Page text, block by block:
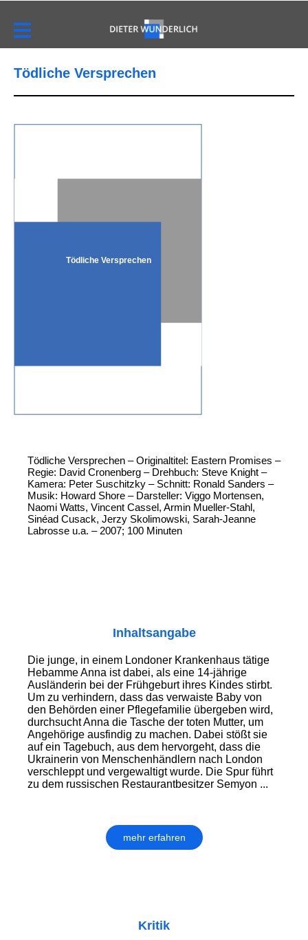
Tödliche Versprechen
Tödliche Versprechen
Tödliche Versprechen – Originaltitel: Eastern Promises –
Regie: David Cronenberg – Drehbuch: Steve Knight –
Kamera: Peter Suschitzky – Schnitt: Ronald Sanders –
Musik: Howard Shore – Darsteller: Viggo Mortensen,
Naomi Watts, Vincent Cassel, Armin Mueller-Stahl,
Sinéad Cusack, Jerzy Skolimowski, Sarah-Jeanne
Labrosse u.a. – 2007; 100 Minuten
Inhaltsangabe
Die junge, in einem Londoner Krankenhaus tätige
Hebamme Anna ist dabei, als eine 14-jährige
Ausländerin bei der Frühgeburt ihres Kindes stirbt.
Um zu verhindern, dass das verwaiste Baby von
den Behörden einer Pflegefamilie übergeben wird,
durchsucht Anna die Tasche der toten Mutter, um
Angehörige ausfindig zu machen. Dabei stößt sie
auf ein Tagebuch, aus dem hervorgeht, dass die
Ukrainerin von Menschenhändlern nach London
verschleppt und vergewaltigt wurde. Die Spur führt
zu dem russischen Restaurantbesitzer Semyon ...
mehr erfahren
Kritik